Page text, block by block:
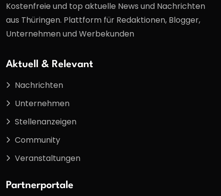
Kostenfreie und top aktuelle News und Nachrichten
aus Thüringen. Plattform für Redaktionen, Blogger,
Unternehmen und Werbekunden
Aktuell & Relevant
Nachrichten
Unternehmen
Stellenanzeigen
Community
Veranstaltungen
Partnerportale